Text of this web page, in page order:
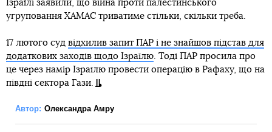
Ізраїлі заявили, що війна проти палестинського
угруповання ХАМАС триватиме стільки, скільки треба.
17 лютого суд відхилив запит ПАР і не знайшов підстав для
додаткових заходів щодо Ізраїлю. Тоді ПАР просила про
це через намір Ізраїлю провести операцію в Рафаху, що на
півдні сектора Гази.
Автор: Олександра Амру